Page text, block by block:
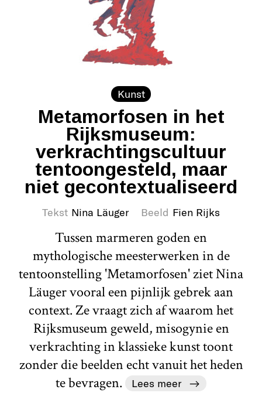
Kunst
Metamorfosen in het
Rijksmuseum:
verkrachtingscultuur
tentoongesteld, maar
niet gecontextualiseerd
Tekst Nina Läuger Beeld Fien Rijks
Tussen marmeren goden en
mythologische meesterwerken in de
tentoonstelling 'Metamorfosen' ziet Nina
Läuger vooral een pijnlijk gebrek aan
context. Ze vraagt zich af waarom het
Rijksmuseum geweld, misogynie en
verkrachting in klassieke kunst toont
zonder die beelden echt vanuit het heden
te bevragen.
Lees meer